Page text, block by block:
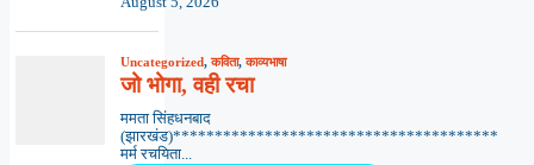
Uncategorized,कविता,काव्यभाषा
जो भोगा, वही रचा
ममता सिंहधनबाद
(झारखंड)***************************************
मर्म रचयिता...